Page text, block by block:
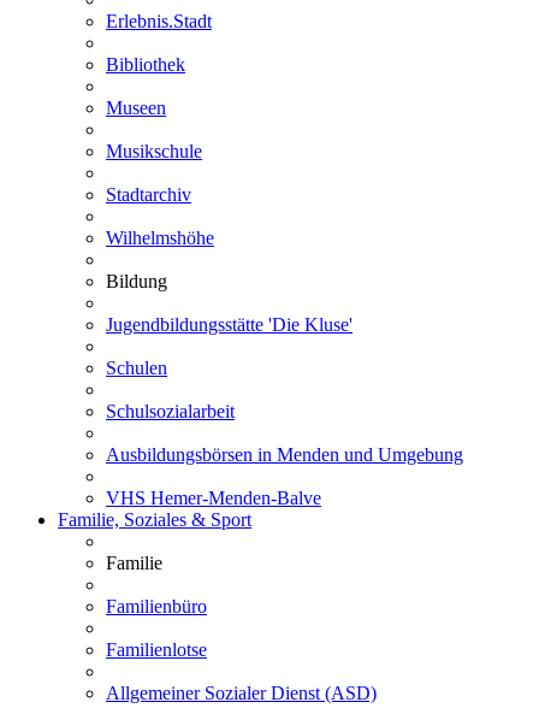
Erlebnis.Stadt
Bibliothek
Museen
Musikschule
Stadtarchiv
Wilhelmshöhe
Bildung
Jugendbildungsstätte 'Die Kluse'
Schulen
Schulsozialarbeit
Ausbildungsbörsen in Menden und Umgebung
VHS Hemer-Menden-Balve
Familie, Soziales & Sport
Familie
Familienbüro
Familienlotse
Allgemeiner Sozialer Dienst (ASD)